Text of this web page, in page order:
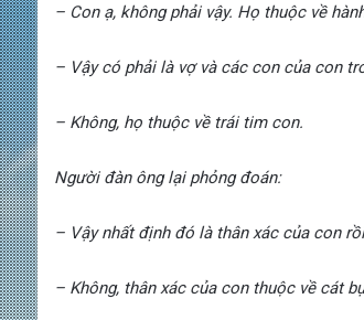
– Con ạ, không phải vậy. Họ thuộc về
– Vậy có phải là vợ và các con của con
– Không, họ thuộc về trái tim con.
Người đàn ông lại phỏng đoán:
– Vậy nhất định đó là thân xác của con
– Không, thân xác của con thuộc về cát